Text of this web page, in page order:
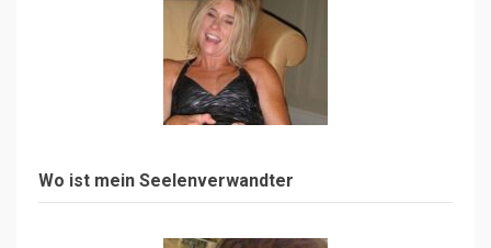
Wo ist mein Seelenverwandter